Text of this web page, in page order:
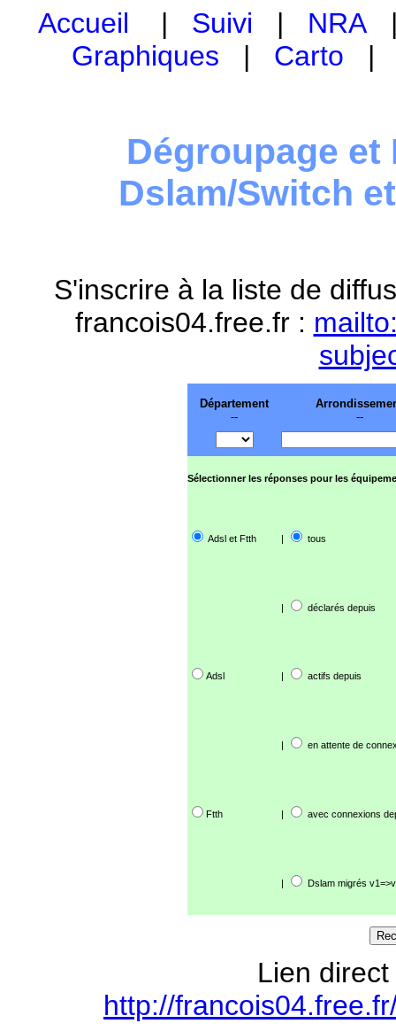
Accueil | Suivi | NRA
Graphiques | Carto
Dégroupage et
Dslam/Switch
S'inscrire à la liste de
francois04.free.fr :
Département
--
--
Sélectionner les réponses pour les
Adsl et Ftth | tous
| déclarés depuis
Adsl | actifs depuis
| en attente de
Ftth | avec connexions
| Dslam migrés
Lien
http://